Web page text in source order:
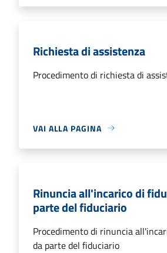
Richiesta di assistenza
Procedimento di richiesta di
VAI ALLA PAGINA
Rinuncia all'incarico di
parte del fiduciario
Procedimento di rinuncia
da parte del fiduciario